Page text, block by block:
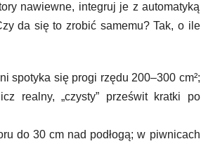
nawiewne, integruj je z automatyką
da się to zrobić samemu? Tak, o ile
spotyka się progi rzędu 200–300 cm²;
realny, „czysty” prześwit kratki po
do 30 cm nad podłogą; w piwnicach